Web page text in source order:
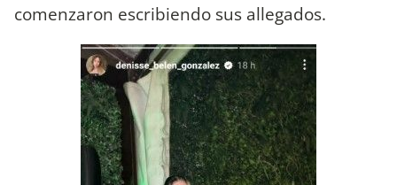
comenzaron escribiendo sus allegados.